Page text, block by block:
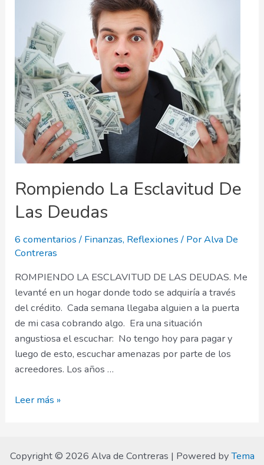
Rompiendo La Esclavitud De
Las Deudas
6 comentarios / Finanzas, Reflexiones/ PorAlva De
Contreras
ROMPIENDO LA ESCLAVITUD DE LAS DEUDAS. Me
levanté en un hogar donde todo se adquiría a través
del crédito. Cada semana llegaba alguien a la puerta
de mi casa cobrando algo. Era una situación
angustiosa el escuchar: No tengo hoy para pagar y
luego de esto, escuchar amenazas por parte de los
acreedores. Los años …
Rompiendo
Las
Leer más »
Copyright © 2026 Alva de Contreras | Powered byTema